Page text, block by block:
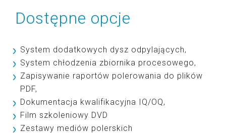
Dostępne opcje
System dodatkowych dysz odpylających,
System chłodzenia zbiornika procesowego,
Zapisywanie raportów polerowania do plików
PDF,
Dokumentacja kwalifikacyjna IQ/OQ,
Film szkoleniowy DVD
Zestawy mediów polerskich